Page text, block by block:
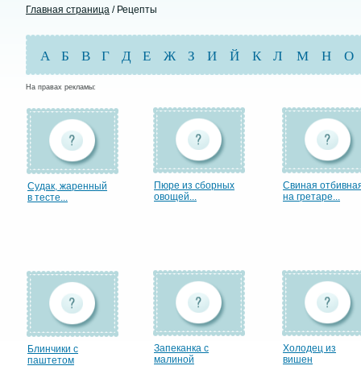
Главная страница / Рецепты
А Б В Г Д Е Ж З И Й К Л М Н О
На правах рекламы:
Судак, жаренный
в тесте...
Пюре из сборных
овощей...
Свиная
на гретаре...
Блинчики с
паштетом
Запеканка с
малиной
Холодец из
вишен